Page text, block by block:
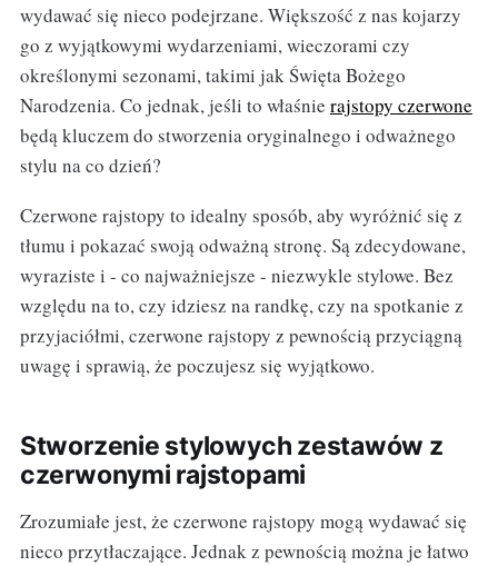
wydawać się nieco podejrzane. Większość z nas kojarzy
go z wyjątkowymi wydarzeniami, wieczorami czy
określonymi sezonami, takimi jak Święta Bożego
Narodzenia. Co jednak, jeśli to właśnie rajstopy czerwone
będą kluczem do stworzenia oryginalnego i odważnego
stylu na co dzień?
Czerwone rajstopy to idealny sposób, aby wyróżnić się z
tłumu i pokazać swoją odważną stronę. Są zdecydowane,
wyraziste i - co najważniejsze - niezwykle stylowe. Bez
względu na to, czy idziesz na randkę, czy na spotkanie z
przyjaciółmi, czerwone rajstopy z pewnością przyciągną
uwagę i sprawią, że poczujesz się wyjątkowo.
Stworzenie stylowych zestawów z
czerwonymi rajstopami
Zrozumiałe jest, że czerwone rajstopy mogą wydawać się
nieco przytłaczające. Jednak z pewnością można je łatwo